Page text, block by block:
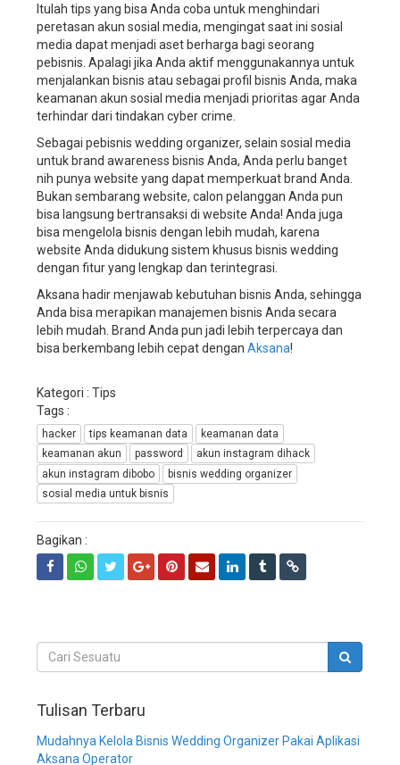
Itulah tips yang bisa Anda coba untuk menghindari
peretasan akun sosial media, mengingat saat ini sosial
media dapat menjadi aset berharga bagi seorang
pebisnis. Apalagi jika Anda aktif menggunakannya untuk
menjalankan bisnis atau sebagai profil bisnis Anda, maka
keamanan akun sosial media menjadi prioritas agar Anda
terhindar dari tindakancyber crime.
Sebagai pebisnis wedding organizer, selain sosial media
untuk brand awareness bisnis Anda, Anda perlu banget
nih punya website yang dapat memperkuat brand Anda.
Bukan sembarang website, calon pelanggan Anda pun
bisa langsung bertransaksi di website Anda! Anda juga
bisa mengelola bisnis dengan lebih mudah, karena
website Anda didukung sistem khusus bisnis wedding
dengan fitur yang lengkap dan terintegrasi.
Aksana hadir menjawab kebutuhan bisnis Anda, sehingga
Anda bisa merapikan manajemen bisnis Anda secara
lebih mudah. Brand Anda pun jadi lebih terpercaya dan
bisa berkembang lebih cepat denganAksana!
Kategori : Tips
Tags :
hacker tips keamanan data
keamanan data
keamanan akun
password
akun instagram dihack
akun instagram dibobo
bisnis wedding organizer
sosial media untuk bisnis
Bagikan :
Tulisan Terbaru
Mudahnya Kelola Bisnis Wedding Organizer Pakai Aplikasi
Aksana Operator
wedding
organizer,
aplikasi
manajemen
perusahaan
wedding
service,
aplikasi
manajemen
perusahaan
wedding
planner,
sistem
informasi
manajemen
organizer,
sistem
informasi
manajemen
service,
sistem
informasi
manajemen
wedding
planner,
wedding
organizer,
wedding
sistem
manajemen